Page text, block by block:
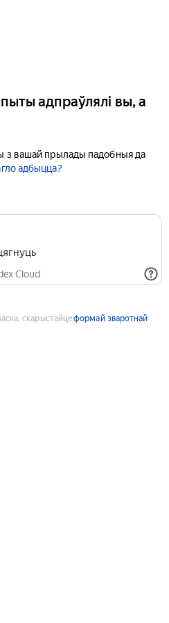
адпраўлялі вы, а
з вашай прылады падобныя да
адбыцца?
Cloud
скарыстайцеформай зваротнай